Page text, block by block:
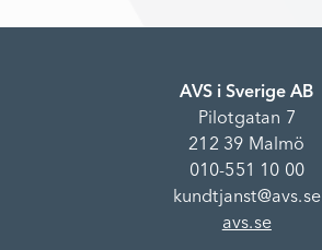
AVS i Sverige AB
Pilotgatan 7
212 39 Malmö
010-551 10 00
kundtjanst@avs.se
avs.se